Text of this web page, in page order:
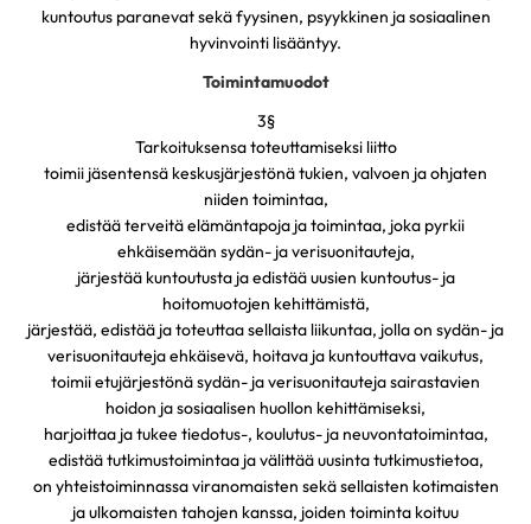
kuntoutus paranevat sekä fyysinen, psyykkinen ja sosiaalinen
hyvinvointi lisääntyy.
Toimintamuodot
3§
Tarkoituksensa toteuttamiseksi liitto
toimii jäsentensä keskusjärjestönä tukien, valvoen ja ohjaten
niiden toimintaa,
edistää terveitä elämäntapoja ja toimintaa, joka pyrkii
ehkäisemään sydän- ja verisuonitauteja,
järjestää kuntoutusta ja edistää uusien kuntoutus- ja
hoitomuotojen kehittämistä,
järjestää, edistää ja toteuttaa sellaista liikuntaa, jolla on sydän- ja
verisuonitauteja ehkäisevä, hoitava ja kuntouttava vaikutus,
toimii etujärjestönä sydän- ja verisuonitauteja sairastavien
hoidon ja sosiaalisen huollon kehittämiseksi,
harjoittaa ja tukee tiedotus-, koulutus- ja neuvontatoimintaa,
edistää tutkimustoimintaa ja välittää uusinta tutkimustietoa,
on yhteistoiminnassa viranomaisten sekä sellaisten kotimaisten
ja ulkomaisten tahojen kanssa, joiden toiminta koituu